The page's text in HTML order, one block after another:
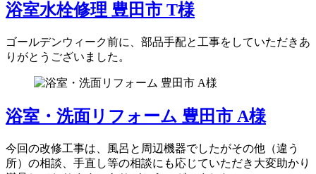
浴室水栓修理 豊田市 T様
ゴールデンウィーク前に、部品手配と工事をしていただきあ
りがとうございました。
浴室・洗面リフォーム 豊田市 A様
今回の改修工事は、風呂と周辺機器でしたがその他（違う
所）の相談、手直し等の相談にも応じていただき大変助かり